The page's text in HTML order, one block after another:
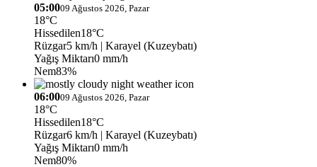
05:0009 Ağustos 2026, Pazar
18°C
Hissedilen18°C
Rüzgar5 km/h | Karayel (Kuzeybatı)
Yağış Miktarı0 mm/h
Nem83%
06:0009 Ağustos 2026, Pazar
18°C
Hissedilen18°C
Rüzgar6 km/h | Karayel (Kuzeybatı)
Yağış Miktarı0 mm/h
Nem80%